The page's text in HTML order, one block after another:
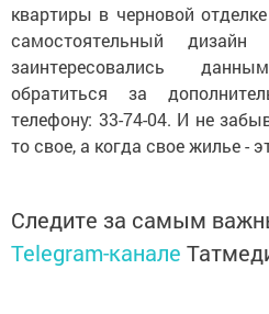
квартиры в черновой
самостоятельный
заинтересовались
обратиться за
телефону: 33-74-04. И не
то свое, а когда свое жилье -
Следите за самым
Telegram-канале